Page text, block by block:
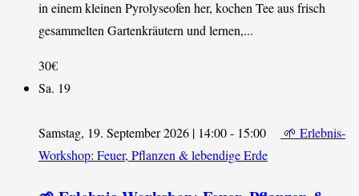
in einem kleinen Pyrolyseofen her, kochen Tee aus frisch
gesammelten Gartenkräutern und lernen,...
30€
Sa. 19
Samstag, 19. September 2026 | 14:00- 15:00
🌱 Erlebnis-
Workshop: Feuer, Pflanzen & lebendige Erde